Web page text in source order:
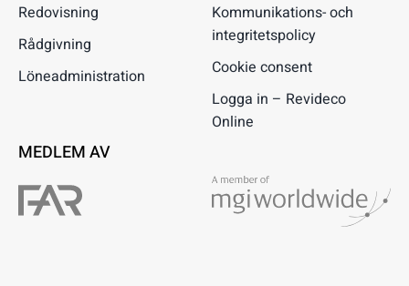
Redovisning
Rådgivning
Löneadministration
Kommunikations- och
integritetspolicy
Cookie consent
Logga in – Revideco
Online
MEDLEM AV